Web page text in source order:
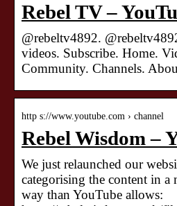
Rebel TV –
@rebeltv4892.
videos. Subscribe. Home.
Community. Channels.
http s://www.youtube.com › channel
Rebel Wisdom –
We just relaunched our
categorising the content in a
way than YouTube allows: